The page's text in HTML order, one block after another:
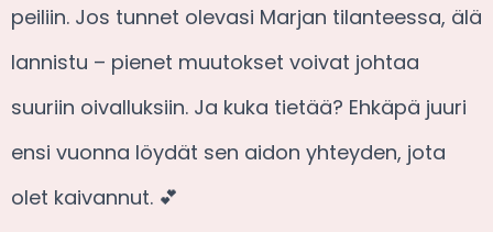
peiliin. Jos tunnet olevasi Marjan tilanteessa, älä
lannistu – pienet muutokset voivat johtaa
suuriin oivalluksiin. Ja kuka tietää? Ehkäpä juuri
ensi vuonna löydät sen aidon yhteyden, jota
olet kaivannut. 💕